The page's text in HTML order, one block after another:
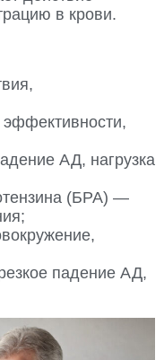
в крови.
АД, нагрузка
(БРА) —
падение АД,